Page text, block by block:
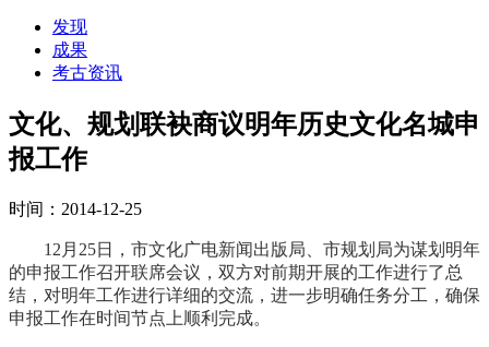
发现
成果
考古资讯
文化、规划联袂商议明年历史文化名城申
报工作
时间：2014-12-25
12月25日，市文化广电新闻出版局、市规划局为谋划明年
的申报工作召开联席会议，双方对前期开展的工作进行了总
结，对明年工作进行详细的交流，进一步明确任务分工，确保
申报工作在时间节点上顺利完成。